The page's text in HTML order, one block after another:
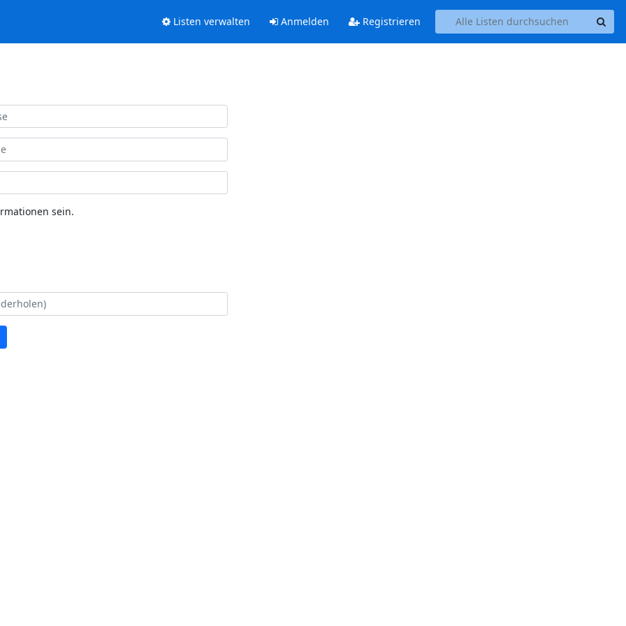
Listen verwalten Anmelden Registrieren
sein.